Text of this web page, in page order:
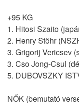
+95 KG
1. Hitosi Szaito
2. Henry Stöhr
3. Grigorij Vericsev
3. Cso Jong-Csul
5. DUBOVSZKY
NŐK (bemutató